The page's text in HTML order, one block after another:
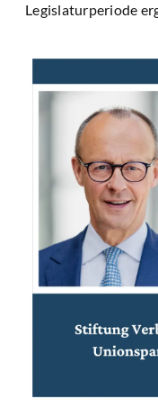
Legislaturperiode